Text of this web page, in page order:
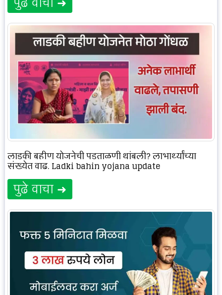
लाडकी बहीण योजनेची पडताळणी थांबली? लाभार्थ्यांच्या
संख्येत वाढ. Ladki bahin yojana update
पुढे वाचा ➜